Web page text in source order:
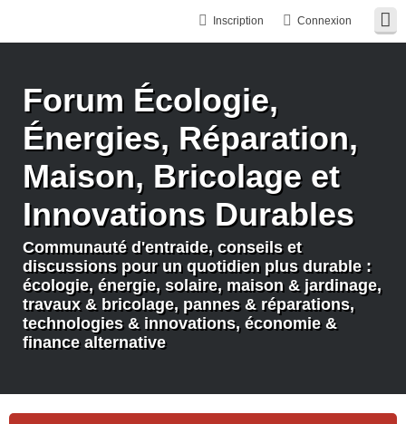
Connexion
Inscription
Forum Écologie,
Énergies, Réparation,
Maison, Bricolage et
Innovations Durables
Communauté d'entraide, conseils et
discussions pour un quotidien plus durable :
écologie, énergie, solaire, maison & jardinage,
travaux & bricolage, pannes & réparations,
technologies & innovations, économie &
finance alternative